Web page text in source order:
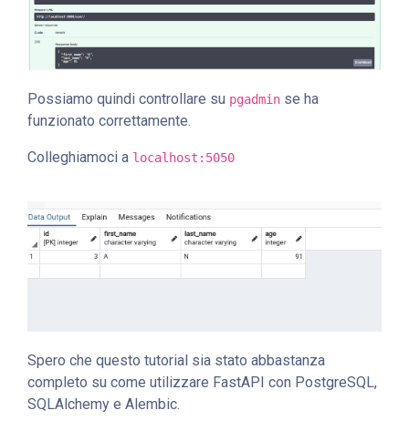
Possiamo quindi controllare su pgadmin se ha
funzionato correttamente.
Colleghiamoci a localhost:5050
Spero che questo tutorial sia stato abbastanza
completo su come utilizzare FastAPI con PostgreSQL,
SQLAlchemy e Alembic.